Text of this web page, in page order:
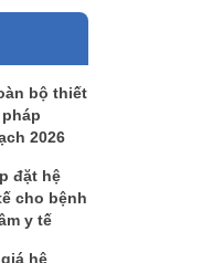
bộ thiết
2026
đặt hệ
cho bệnh
y tế
hệ